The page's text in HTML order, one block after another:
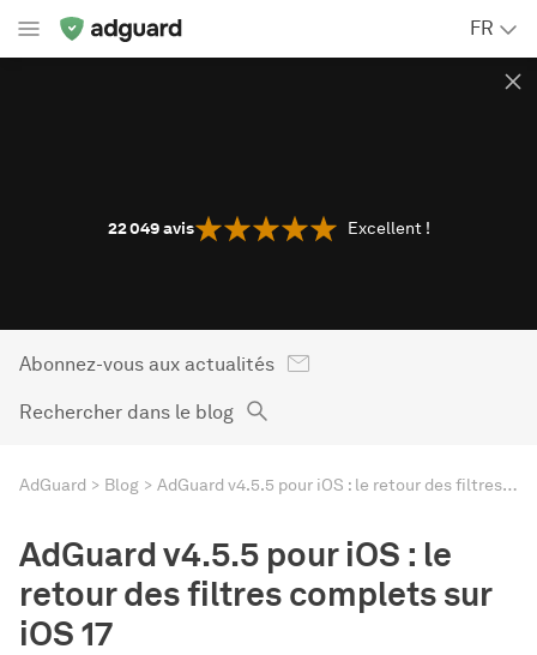
FR
22 049avis Excellent !
Abonnez-vous aux actualités
Rechercher dans le blog
AdGuard Blog AdGuard v4.5.5 pour iOS : le retour des filtres complets sur iOS 17
AdGuard v4.5.5 pour iOS : le
retour des filtres complets sur
iOS 17